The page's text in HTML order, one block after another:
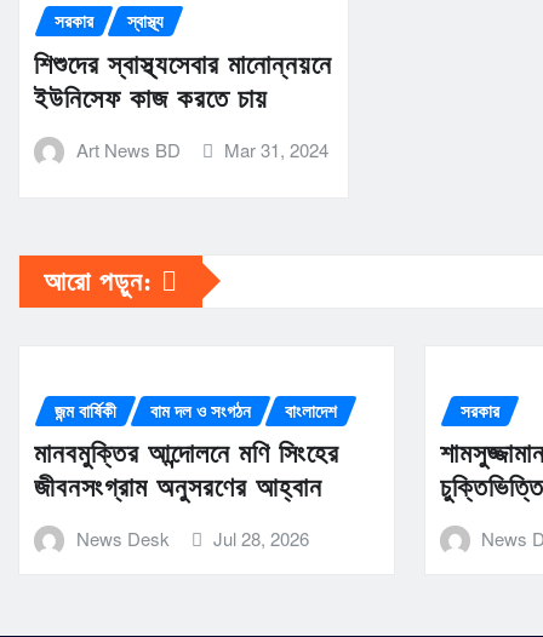
সরকার স্বাস্থ্য
শিশুদের স্বাস্থ্যসেবার মানোন্নয়নে
ইউনিসেফ কাজ করতে চায়
Art News BD Mar 31, 2024
আরো পড়ুন:
জন্ম বার্ষিকী বাম দল ও সংগঠন বাংলাদেশ
মানবমুক্তির আন্দোলনে মণি সিংহের
জীবনসংগ্রাম অনুসরণের আহ্বান
News Desk Jul 28, 2026
সরকার
News